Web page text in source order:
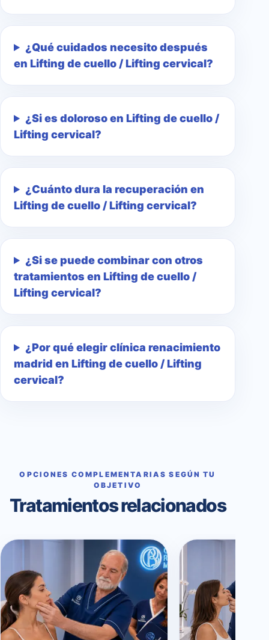
¿Qué cuidados necesito después
en Lifting de cuello / Lifting cervical?
¿Si es doloroso en Lifting de cuello /
Lifting cervical?
¿Cuánto dura la recuperación en
Lifting de cuello / Lifting cervical?
¿Si se puede combinar con otros
tratamientos en Lifting de cuello /
Lifting cervical?
¿Por qué elegir clínica renacimiento
madrid en Lifting de cuello / Lifting
cervical?
OPCIONES COMPLEMENTARIAS SEGÚN TU
OBJETIVO
Tratamientos relacionados